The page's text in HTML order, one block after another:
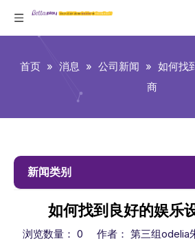
首页 » 消息 » 公司新闻 » 如何找
商
新闻类别
如何找到良好的娱乐
浏览数量： 0 作者： 第三组odelia